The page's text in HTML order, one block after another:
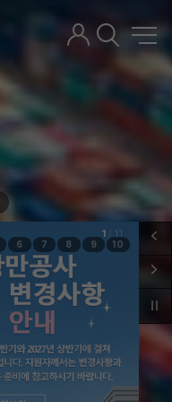
1 / 11
6 7 8 9
10